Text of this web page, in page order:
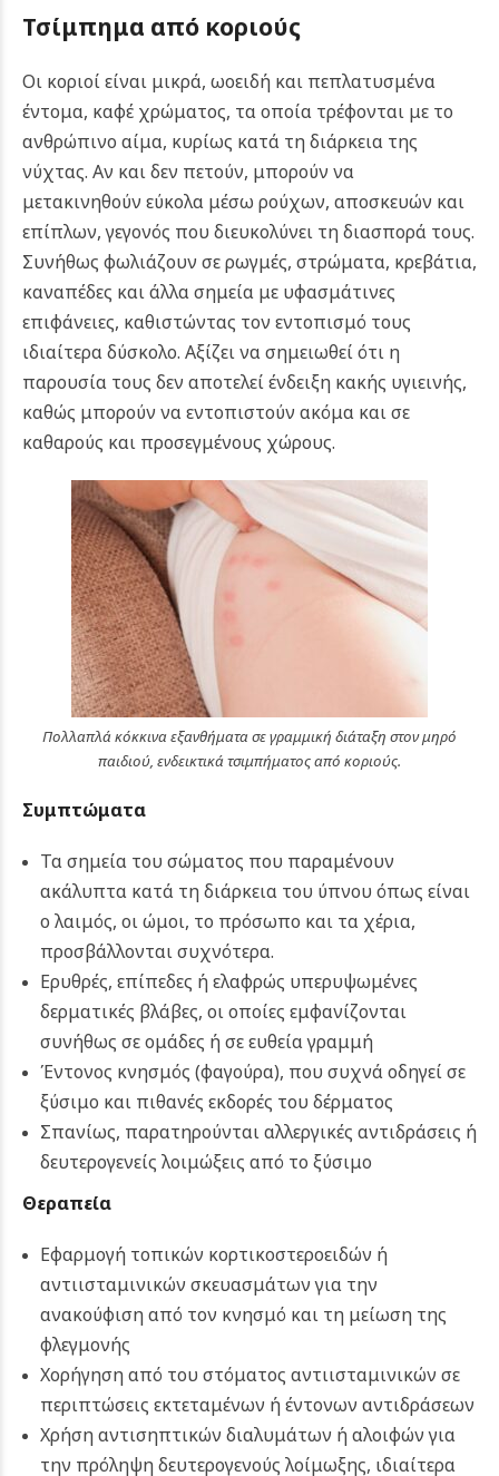
Τσίμπημα από κοριούς
Οι κοριοί είναι μικρά, ωοειδή και πεπλατυσμένα
έντομα, καφέ χρώματος, τα οποία τρέφονται με το
ανθρώπινο αίμα, κυρίως κατά τη διάρκεια της
νύχτας. Αν και δεν πετούν, μπορούν να
μετακινηθούν εύκολα μέσω ρούχων, αποσκευών και
επίπλων, γεγονός που διευκολύνει τη διασπορά τους.
Συνήθως φωλιάζουν σε ρωγμές, στρώματα, κρεβάτια,
καναπέδες και άλλα σημεία με υφασμάτινες
επιφάνειες, καθιστώντας τον εντοπισμό τους
ιδιαίτερα δύσκολο. Αξίζει να σημειωθεί ότι η
παρουσία τους δεν αποτελεί ένδειξη κακής υγιεινής,
καθώς μπορούν να εντοπιστούν ακόμα και σε
καθαρούς και προσεγμένους χώρους.
Πολλαπλά κόκκινα εξανθήματα σε γραμμική διάταξη στον μηρό
παιδιού, ενδεικτικά τσιμπήματος από κοριούς.
Συμπτώματα
Τα σημεία του σώματος που παραμένουν
ακάλυπτα κατά τη διάρκεια του ύπνου όπως είναι
ο λαιμός, οι ώμοι, το πρόσωπο και τα χέρια,
προσβάλλονται συχνότερα.
Ερυθρές, επίπεδες ή ελαφρώς υπερυψωμένες
δερματικές βλάβες, οι οποίες εμφανίζονται
συνήθως σε ομάδες ή σε ευθεία γραμμή
Έντονος κνησμός (φαγούρα), που συχνά οδηγεί σε
ξύσιμο και πιθανές εκδορές του δέρματος
Σπανίως, παρατηρούνται αλλεργικές αντιδράσεις ή
δευτερογενείς λοιμώξεις από το ξύσιμο
Θεραπεία
Εφαρμογή τοπικών κορτικοστεροειδών ή
αντιισταμινικών σκευασμάτων για την
ανακούφιση από τον κνησμό και τη μείωση της
φλεγμονής
Χορήγηση από του στόματος αντιισταμινικών σε
περιπτώσεις εκτεταμένων ή έντονων αντιδράσεων
Χρήση αντισηπτικών διαλυμάτων ή αλοιφών για
την πρόληψη δευτερογενούς λοίμωξης, ιδιαίτερα